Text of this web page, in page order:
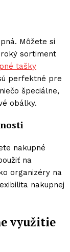
Môžete si
sortiment
tašky
perfektné pre
špeciálne,
obálky.
nakupné
na
organizéry na
nakupnej
využitie